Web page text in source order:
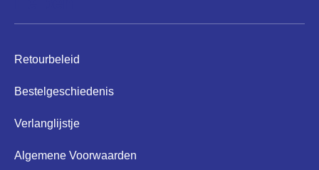
Retourbeleid
Bestelgeschiedenis
Verlanglijstje
Algemene Voorwaarden